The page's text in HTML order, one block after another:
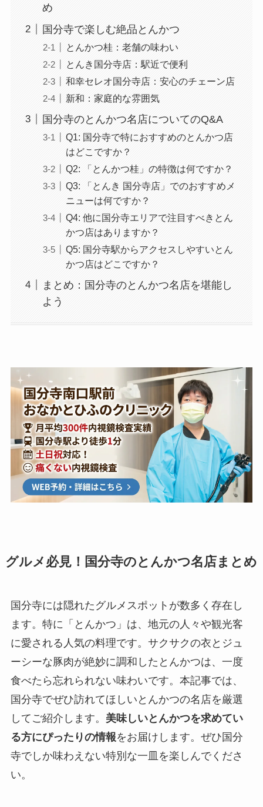
め
国分寺で楽しむ絶品とんかつ
とんかつ桂：老舗の味わい
とんき国分寺店：駅近で便利
和幸セレオ国分寺店：安心のチェーン店
新和：家庭的な雰囲気
国分寺のとんかつ名店についてのQ&A
Q1: 国分寺で特におすすめのとんかつ店
はどこですか？
Q2: 「とんかつ桂」の特徴は何ですか？
Q3: 「とんき 国分寺店」でのおすすめメ
ニューは何ですか？
Q4: 他に国分寺エリアで注目すべきとん
かつ店はありますか？
Q5: 国分寺駅からアクセスしやすいとん
かつ店はどこですか？
まとめ：国分寺のとんかつ名店を堪能し
よう
グルメ必見！国分寺のとんかつ名店まとめ
国分寺には隠れたグルメスポットが数多く存在し
ます。特に「とんかつ」は、地元の人々や観光客
に愛される人気の料理です。サクサクの衣とジュ
ーシーな豚肉が絶妙に調和したとんかつは、一度
食べたら忘れられない味わいです。本記事では、
国分寺でぜひ訪れてほしいとんかつの名店を厳選
してご紹介します。 美味しいとんかつを求めてい
る方にぴったりの情報をお届けします。ぜひ国分
寺でしか味わえない特別な一皿を楽しんでくださ
い。